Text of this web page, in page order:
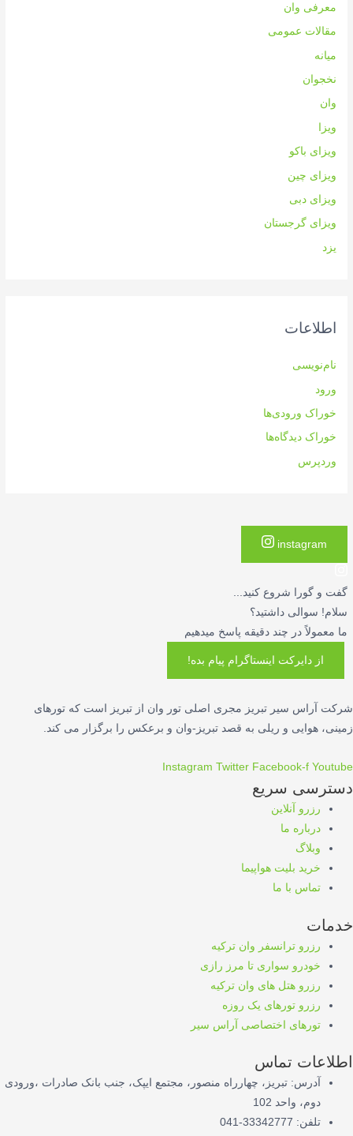
معرفی وان
مقالات عمومی
میانه
نخجوان
وان
ویزا
ویزای باکو
ویزای چین
ویزای دبی
ویزای گرجستان
یزد
اطلاعات
نام‌نویسی
ورود
خوراک ورودی‌ها
خوراک دیدگاه‌ها
وردپرس
instagram
گفت و گورا شروع کنید...
سلام! سوالی داشتید؟
ما معمولاً در چند دقیقه پاسخ میدهیم
از دایرکت اینستاگرام پیام بده!
شرکت آراس سیر تبریز مجری اصلی تور وان از تبریز است که تورهای
زمینی، هوایی و ریلی به قصد تبریز-وان و برعکس را برگزار می کند.
Instagram Twitter Facebook-f Youtube
دسترسی سریع
رزرو آنلاین
درباره ما
وبلاگ
خرید بلیت هواپیما
تماس با ما
خدمات
رزرو ترانسفر وان ترکیه
خودرو سواری تا مرز رازی
رزرو هتل های وان ترکیه
رزرو تورهای یک روزه
تورهای اختصاصی آراس سیر
اطلاعات تماس
آدرس: تبریز، چهارراه منصور، مجتمع ایپک، جنب بانک صادرات ،ورودی
دوم، واحد 102
تلفن: 33342777-041